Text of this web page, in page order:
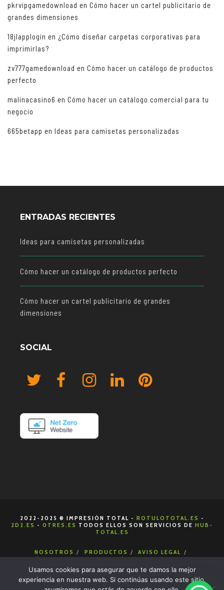
pkrvipgamedownload en Cómo hacer un cartel publicitario de
grandes dimensiones
18jlapplogin en ¿Cómo diseñar carpetas corporativas para
imprimirlas?
zv777gamedownload en Cómo hacer un catálogo de productos
perfecto
malinacasino6 en Cómo hacer un catálogo comercial para tu
negocio
665betapp en Ideas para camisetas personalizadas
ENTRADAS RECIENTES
Ideas para camisetas personalizadas
Cómo hacer un catálogo de productos perfecto
Cómo hacer un cartel publicitario de grandes
dimensiones
SOCIAL
2022-2025 ® IMPRESIÓN TOTAL - ROTULOTOTAL.ES -
2D2.ES - 0TRES.ES TODOS ELLOS SON SERVICIOS DE HUB-
TOTAL.ES
NOSOTROS PRODUCTOS
AVISO LEGAL
POLÍTICA DE COOKIES
POLÍTICA DE PRIVACIDAD
CONDICIONES DE VENTA
CONTACTA
Usamos cookies para asegurar que te damos la mejor
experiencia en nuestra web. Si continúas usando este sitio,